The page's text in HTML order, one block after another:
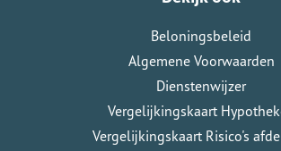
Beloningsbeleid
Algemene Voorwaarden
Dienstenwijzer
Vergelijkingskaart
Vergelijkingskaart Risico's